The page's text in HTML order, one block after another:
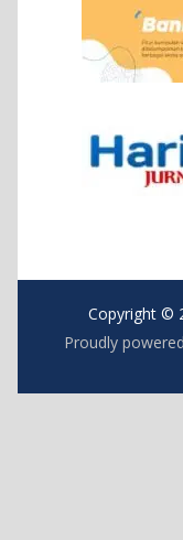
Copyright ©
Proudly